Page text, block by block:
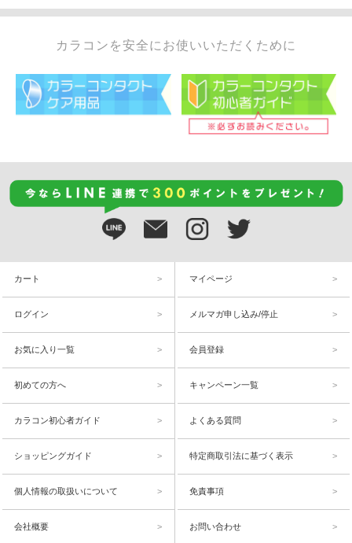
カラコンを安全にお使いいただくために
カート マイページ
ログイン メルマガ申し込み/停止
お気に入り一覧 会員登録
初めての方へ キャンペーン一覧
カラコン初心者ガイド よくある質問
ショッピングガイド 特定商取引法に基づく表示
個人情報の取扱いについて 免責事項
会社概要 お問い合わせ